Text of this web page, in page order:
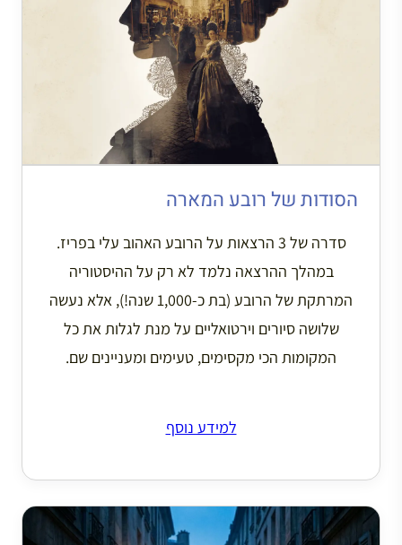
הסודות של רובע המארה
סדרה של 3 הרצאות על הרובע האהוב עלי בפריז.
במהלך ההרצאה נלמד לא רק על ההיסטוריה
המרתקת של הרובע (בת כ-1,000 שנה!), אלא נעשה
שלושה סיורים וירטואליים על מנת לגלות את כל
המקומות הכי מקסימים, טעימים ומעניינים שם.
למידע נוסף